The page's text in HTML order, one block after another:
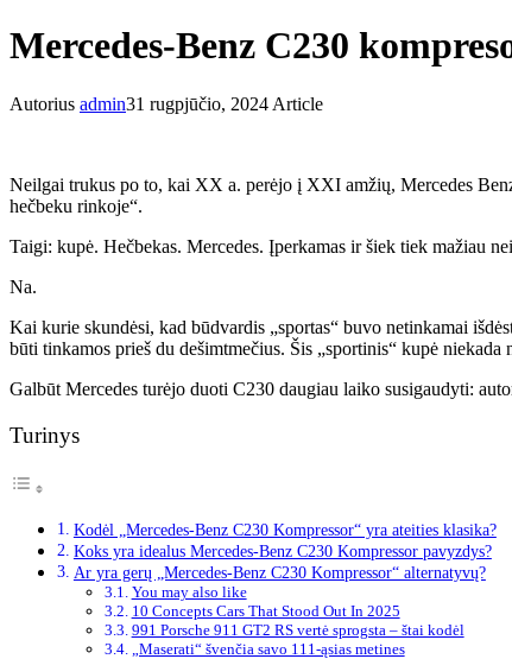
Mercedes-Benz C230
Autorius admin31 rugpjūčio, 2024 Article
Neilgai trukus po to, kai XX a. perėjo į XXI amžių, Mercedes
hečbeku rinkoje“.
Taigi: kupė. Hečbekas. Mercedes. Įperkamas ir šiek tiek mažiau
Na.
Kai kurie skundėsi, kad būdvardis „sportas“ buvo netinkamai
būti tinkamos prieš du dešimtmečius. Šis „sportinis“ kupė
Galbūt Mercedes turėjo duoti C230 daugiau laiko susigaudyti:
Turinys
Kodėl „Mercedes-Benz C230 Kompressor“ yra ateities klasika?
Koks yra idealus Mercedes-Benz C230 Kompressor pavyzdys?
Ar yra gerų „Mercedes-Benz C230 Kompressor“ alternatyvų?
You may also like
10 Concepts Cars That Stood Out In 2025
991 Porsche 911 GT2 RS vertė sprogsta – štai kodėl
„Maserati“ švenčia savo 111-ąsias metines